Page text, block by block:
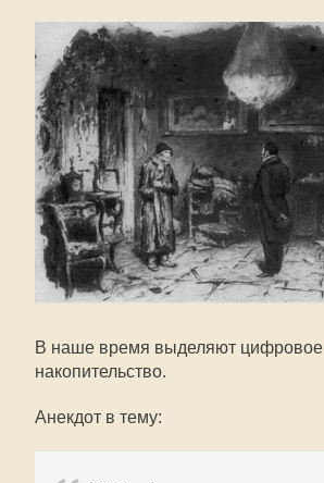
В наше время выделяют цифровое
накопительство.
Анекдот в тему: